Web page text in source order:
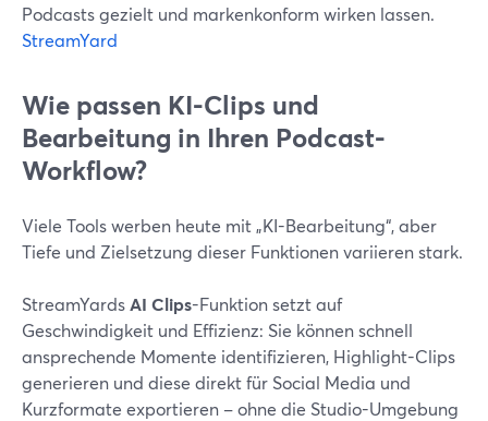
Podcasts gezielt und markenkonform wirken lassen.
StreamYard
Wie passen KI-Clips und
Bearbeitung in Ihren Podcast-
Workflow?
Viele Tools werben heute mit „KI-Bearbeitung“, aber
Tiefe und Zielsetzung dieser Funktionen variieren stark.
StreamYardsAI Clips-Funktion setzt auf
Geschwindigkeit und Effizienz: Sie können schnell
ansprechende Momente identifizieren, Highlight-Clips
generieren und diese direkt für Social Media und
Kurzformate exportieren – ohne die Studio-Umgebung